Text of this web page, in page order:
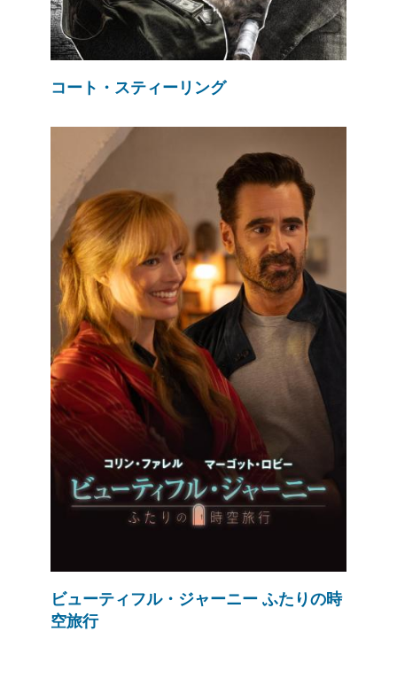
コート・スティーリング
ビューティフル・ジャーニー ふたりの時
空旅行